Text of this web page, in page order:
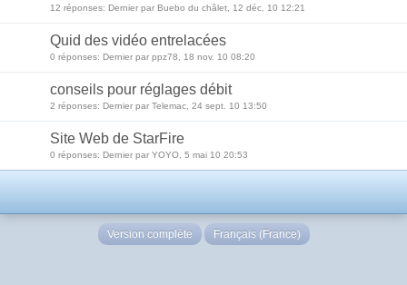
12 réponses: Dernier par Buebo du châlet, 12 déc. 10 12:21
Quid des vidéo entrelacées
0 réponses: Dernier par ppz78, 18 nov. 10 08:20
conseils pour réglages débit
2 réponses: Dernier par Telemac, 24 sept. 10 13:50
Site Web de StarFire
0 réponses: Dernier par YOYO, 5 mai 10 20:53
Version complète Français (France)